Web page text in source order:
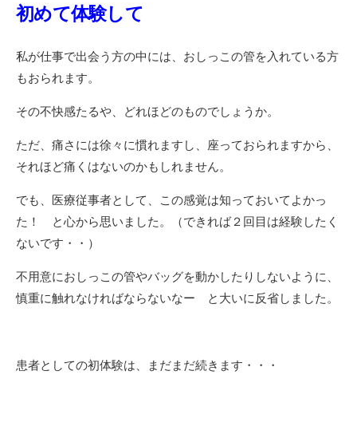
初めて体験して
私が仕事で出会う方の中には、おしっこの管を入れている方
もおられます。
その不快感たるや、どれほどのものでしょうか。
ただ、痛さには徐々に慣れますし、座っておられますから、
それほど痛くはないのかもしれません。
でも、医療従事者として、この感覚は知っておいてよかっ
た！ と心から思いました。（できれば２回目は経験したく
ないです・・）
不用意におしっこの管やバッグを動かしたりしないように、
慎重に触れなければならないなー と大いに反省しました。
患者としての初体験は、まだまだ続きます・・・